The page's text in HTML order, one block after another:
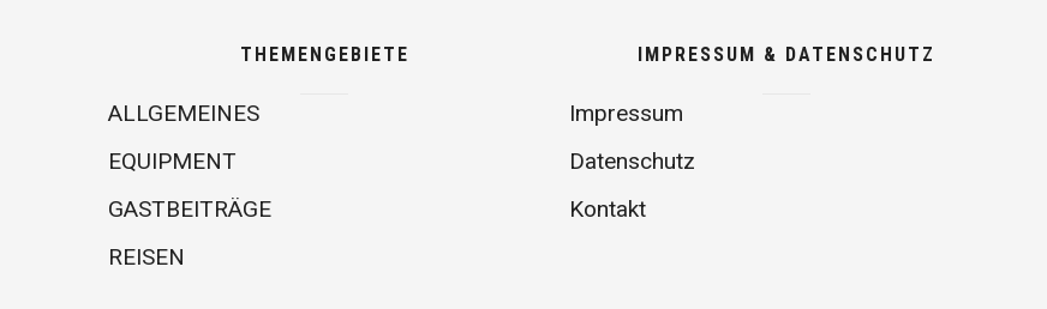
THEMENGEBIETE
ALLGEMEINES
EQUIPMENT
GASTBEITRÄGE
REISEN
IMPRESSUM & DATENSCHUTZ
Impressum
Datenschutz
Kontakt